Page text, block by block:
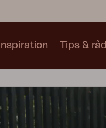
Inspiration Tips & råd